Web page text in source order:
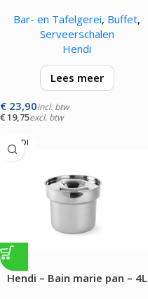
Bar- en Tafelgerei, Buffet,
Serveerschalen
Hendi
Lees meer
Stalen frame met PVC coating.
Ondersteunt verschillende
plateaus en kommen.
€ 23,90incl. btw
€19,75excl. btw
HENDI
Hendi – Bain marie pan – 4L